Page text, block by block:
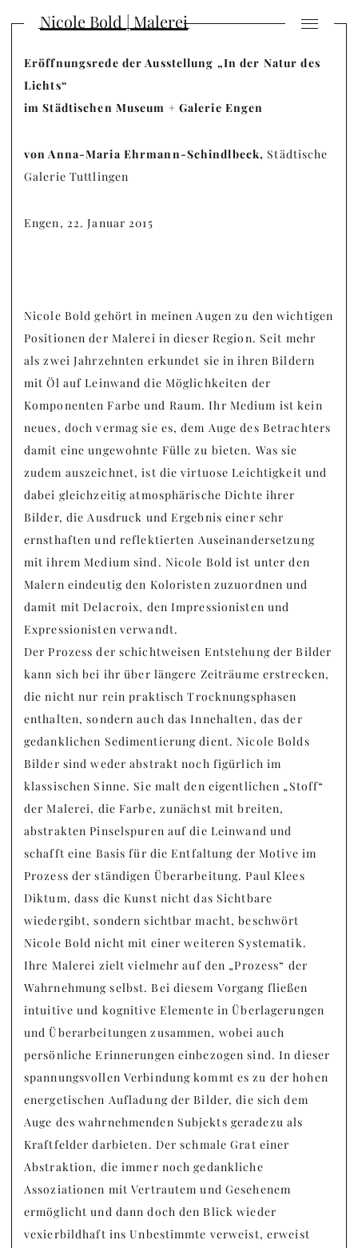
Nicole Bold | Malerei
Eröffnungsrede der Ausstellung „In der Natur des
Lichts“
im Städtischen Museum + Galerie Engen
von Anna-Maria Ehrmann-Schindlbeck, Städtische
Galerie Tuttlingen
Engen, 22. Januar 2015
Nicole Bold gehört in meinen Augen zu den wichtigen
Positionen der Malerei in dieser Region. Seit mehr
als zwei Jahrzehnten erkundet sie in ihren Bildern
mit Öl auf Leinwand die Möglichkeiten der
Komponenten Farbe und Raum. Ihr Medium ist kein
neues, doch vermag sie es, dem Auge des Betrachters
damit eine ungewohnte Fülle zu bieten. Was sie
zudem auszeichnet, ist die virtuose Leichtigkeit und
dabei gleichzeitig atmosphärische Dichte ihrer
Bilder, die Ausdruck und Ergebnis einer sehr
ernsthaften und reflektierten Auseinandersetzung
mit ihrem Medium sind. Nicole Bold ist unter den
Malern eindeutig den Koloristen zuzuordnen und
damit mit Delacroix, den Impressionisten und
Expressionisten verwandt.
Der Prozess der schichtweisen Entstehung der Bilder
kann sich bei ihr über längere Zeiträume erstrecken,
die nicht nur rein praktisch Trocknungsphasen
enthalten, sondern auch das Innehalten, das der
gedanklichen Sedimentierung dient. Nicole Bolds
Bilder sind weder abstrakt noch figürlich im
klassischen Sinne. Sie malt den eigentlichen „Stoff“
der Malerei, die Farbe, zunächst mit breiten,
abstrakten Pinselspuren auf die Leinwand und
schafft eine Basis für die Entfaltung der Motive im
Prozess der ständigen Überarbeitung. Paul Klees
Diktum, dass die Kunst nicht das Sichtbare
wiedergibt, sondern sichtbar macht, beschwört
Nicole Bold nicht mit einer weiteren Systematik.
Ihre Malerei zielt vielmehr auf den „Prozess“ der
Wahrnehmung selbst. Bei diesem Vorgang fließen
intuitive und kognitive Elemente in Überlagerungen
und Überarbeitungen zusammen, wobei auch
persönliche Erinnerungen einbezogen sind. In dieser
spannungsvollen Verbindung kommt es zu der hohen
energetischen Aufladung der Bilder, die sich dem
Auge des wahrnehmenden Subjekts geradezu als
Kraftfelder darbieten. Der schmale Grat einer
Abstraktion, die immer noch gedankliche
Assoziationen mit Vertrautem und Gesehenem
ermöglicht und dann doch den Blick wieder
vexierbildhaft ins Unbestimmte verweist, erweist